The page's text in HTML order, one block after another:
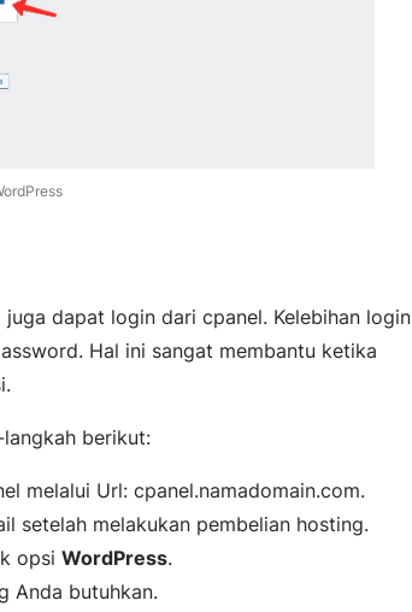
dapat login dari cpanel. Kelebihan login
Hal ini sangat membantu ketika
berikut:
melalui Url: cpanel.namadomain.com.
setelah melakukan pembelian hosting.
opsi WordPress.
Anda butuhkan.